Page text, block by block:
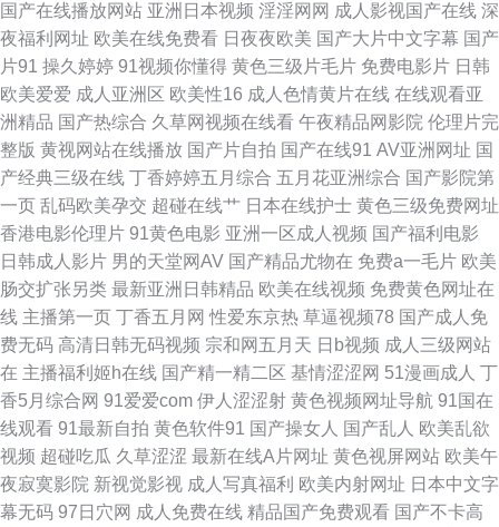
肏屄视频在线 亚州性在线 超碰情趣av 另类成人专区 超碰人妻在线 三级黄色
视频 91视频在线观看 国产色婷婷导航 五月四房色播婷婷 福利av国产 免费成
人毛片 午夜免费大片 AV新入口 午夜小视频在线 韩国免费AV网 91免费 欧美
色网1区 伊人222成人网 超碰人人草人人干 久久五月资源网 婷婷国产视频
99国产9 午夜香蕉福利视频 久草视频资源站 手机看片玖玖草 丰满熟妇大乳
做爰 伊人成成人 黄色链接在线观看 日韩美女电影 91视额 国产丝袜综合在线
91极速视频 欧美韩性生在线看 超碰大青青97 久久尹人综合网 婷婷丁香五月
导航 福利黄色 欧美日韩国产在线 尤物福利导航 青娱乐天天影院 草逼福利 玖
玖玖草网 99插逼王 久久草午夜福利 91c在线 豆花视频导航 欧美乱轮另类 伊
人A片 超碰在线91站 91传媒网站 欧美大胆a 亚洲日本性爱 超碰入口 免费超
国产在线播放网站 亚洲日本视频 淫淫网网 成人影视国产在线 深
夜福利网址 欧美在线免费看 日夜夜欧美 国产大片中文字幕 国产
片91 操久婷婷 91视频你懂得 黄色三级片毛片 免费电影片 日韩
欧美爱爱 成人亚洲区 欧美性16 成人色情黄片在线 在线观看亚
洲精品 国产热综合 久草网视频在线看 午夜精品网影院 伦理片完
整版 黄视网站在线播放 国产片自拍 国产在线91 AV亚洲网址 国
产经典三级在线 丁香婷婷五月综合 五月花亚洲综合 国产影院第
一页 乱码欧美孕交 超碰在线艹 日本在线护士 黄色三级免费网址
香港电影伦理片 91黄色电影 亚洲一区成人视频 国产福利电影
日韩成人影片 男的天堂网AV 国产精品尤物在 免费a一毛片 欧美
肠交扩张另类 最新亚洲日韩精品 欧美在线视频 免费黄色网址在
线 主播第一页 丁香五月网 性爱东京热 草逼视频78 国产成人免
费无码 高清日韩无码视频 宗和网五月天 日b视频 成人三级网站
在 主播福利姬h在线 国产精一精二区 基情涩涩网 51漫画成人 丁
香5月综合网 91爱爱com 伊人涩涩射 黄色视频网址导航 91国在
线观看 91最新自拍 黄色软件91 国产操女人 国产乱人 欧美乱欲
视频 超碰吃瓜 久草涩涩 最新在线A片网址 黄色视屏网站 欧美午
夜寂寞影院 新视觉影视 成人写真福利 欧美内射网址 日本中文字
幕无码 97日穴网 成人免费在线 精品国产免费观看 国产不卡高